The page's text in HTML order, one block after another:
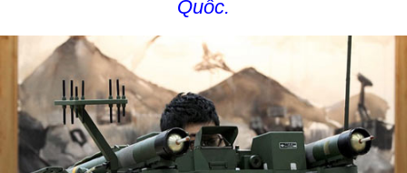
Quốc.